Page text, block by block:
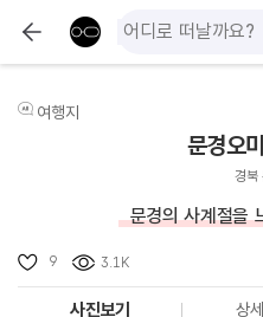
여행지
문경오
경북
문경의 사계절을
9 3.1K
사진보기 상